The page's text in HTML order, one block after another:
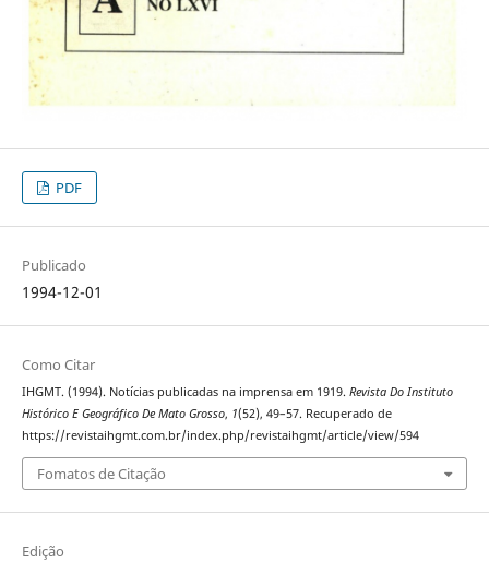
PDF
Publicado
1994-12-01
Como Citar
IHGMT. (1994). Notícias publicadas na imprensa em 1919. Revista Do Instituto
Histórico E Geográfico De Mato Grosso, 1(52), 49–57. Recuperado de
https://revistaihgmt.com.br/index.php/revistaihgmt/article/view/594
Fomatos de Citação
Edição